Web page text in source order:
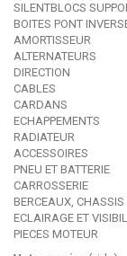
SILENTBLOCS
BOITES PONT
AMORTISSEUR
ALTERNATEURS
DIRECTION
CABLES
CARDANS
ECHAPPEMENTS
RADIATEUR
ACCESSOIRES
PNEU ET BATTERIE
CARROSSERIE
BERCEAUX, CHASSIS
ECLAIRAGE ET
PIECES MOTEUR